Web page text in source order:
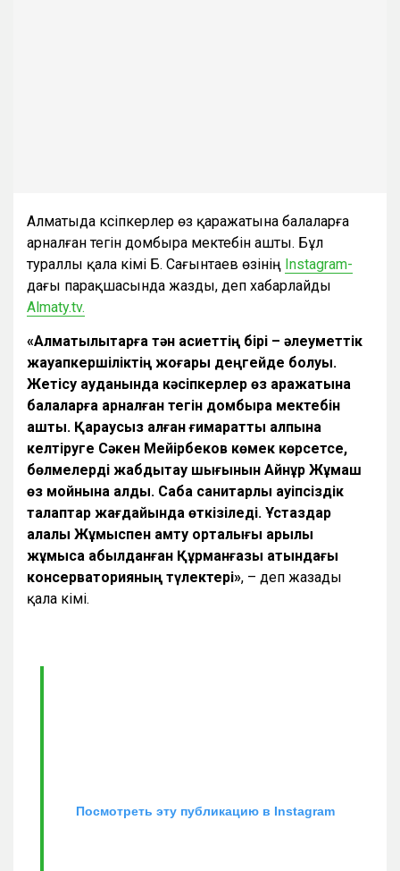
Алматыда кәсіпкерлер өз қаражатына балаларға
арналған тегін домбыра мектебін ашты. Бұл
тураллы қала әкімі Б. Сағынтаев өзінің Instagram-
дағы парақшасында жазды, деп хабарлайды
Almaty.tv.
«Алматылықтарға тән қасиеттің бірі – әлеуметтік
жауапкершіліктің жоғары деңгейде болуы.
Жетісу ауданында кәсіпкерлер өз қаражатына
балаларға арналған тегін домбыра мектебін
ашты. Қараусыз қалған ғимаратты қалпына
келтіруге Сәкен Мейірбеков көмек көрсетсе,
бөлмелерді жабдықтау шығынын Айнұр Жұмаш
өз мойнына алды. Сабақ санитарлық қауіпсіздік
талаптар жағдайында өткізіледі. Ұстаздар
қалалық Жұмыспен қамту орталығы арқылы
жұмысқа қабылданған Құрманғазы атындағы
консерваторияның түлектері», – деп жазады
қала әкімі.
Посмотреть эту публикацию в Instagram